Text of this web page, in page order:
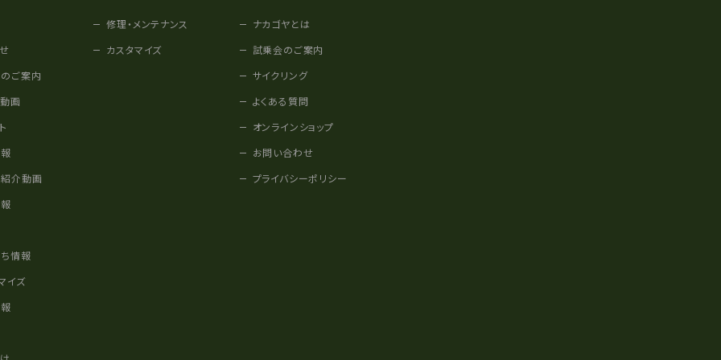
ご案内
画
介動画
情報
イズ
修理・メンテナンス
カスタマイズ
ナカゴヤとは
試乗会のご案内
サイクリング
よくある質問
オンラインショップ
お問い合わせ
プライバシーポリシー